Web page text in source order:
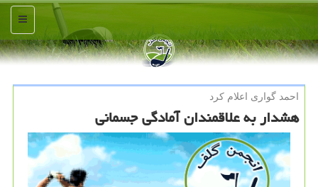
منو
احمد گواری اعلام كرد
هشدار به علاقمندان آمادگی جسمانی